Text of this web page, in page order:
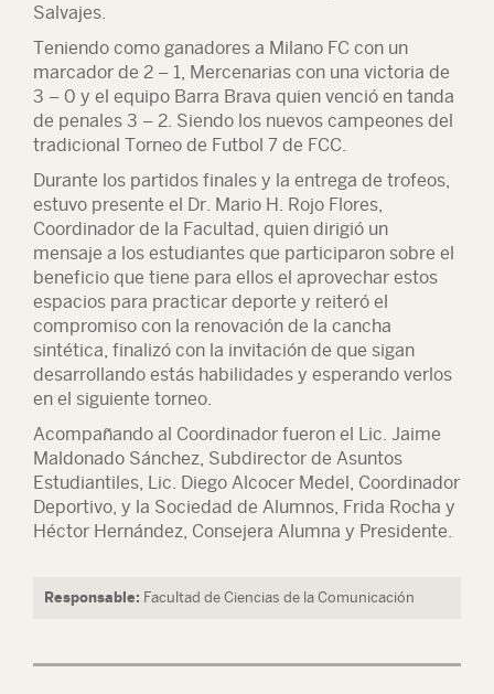
Salvajes.
Teniendo como ganadores a Milano FC con un
marcador de 2 – 1, Mercenarias con una victoria de
3 – 0 y el equipo Barra Brava quien venció en tanda
de penales 3 – 2. Siendo los nuevos campeones del
tradicional Torneo de Futbol 7 de FCC.
Durante los partidos finales y la entrega de trofeos,
estuvo presente el Dr. Mario H. Rojo Flores,
Coordinador de la Facultad, quien dirigió un
mensaje a los estudiantes que participaron sobre el
beneficio que tiene para ellos el aprovechar estos
espacios para practicar deporte y reiteró el
compromiso con la renovación de la cancha
sintética, finalizó con la invitación de que sigan
desarrollando estás habilidades y esperando verlos
en el siguiente torneo.
Acompañando al Coordinador fueron el Lic. Jaime
Maldonado Sánchez, Subdirector de Asuntos
Estudiantiles, Lic. Diego Alcocer Medel, Coordinador
Deportivo, y la Sociedad de Alumnos, Frida Rocha y
Héctor Hernández, Consejera Alumna y Presidente.
Responsable: Facultad de Ciencias de la Comunicación